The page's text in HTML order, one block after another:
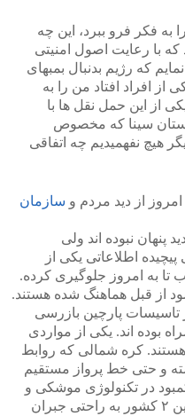
به فکر فرو ببرد، این چه
با رعایت اصول امنیتی
که رژیم بدنبال بمبهای
از افراد افتاد من را به
از این حمل نقل ها با
سینا که مخصوص
هیچ نفهمیدیم چه اتفاقی
از دید مردم و سازمان
پنهان نبوده اند ولی
اطلاعاتی یکی از
تا به امروز جلوگیری کرده.
از قبل هماهنگ شده هستند.
شاید بیش از ۱ یا ۲ بار از تاسیسات پارچین بازرسی
بوده اند. یکی از مواردی
کره شمالی که روابط
و حتی خط پرواز مستقیم
در تکنولوژی موشکی و
شیمیائی نیز از طریق روابط خوب بین ۲ کشور به راحتی جبران